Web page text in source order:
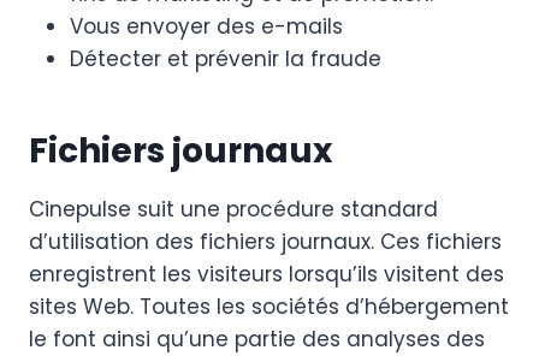
Vous envoyer des e-mails
Détecter et prévenir la fraude
Fichiers journaux
Cinepulse suit une procédure standard
d’utilisation des fichiers journaux. Ces fichiers
enregistrent les visiteurs lorsqu’ils visitent des
sites Web. Toutes les sociétés d’hébergement
le font ainsi qu’une partie des analyses des